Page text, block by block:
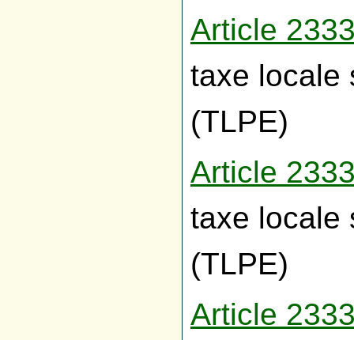
Article
taxe locale
(TLPE)
Article
taxe locale
(TLPE)
Article